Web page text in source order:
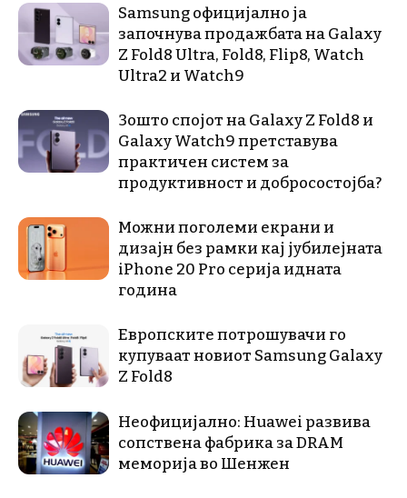
Samsung официјално ја
започнува продажбата на Galaxy
Z Fold8 Ultra, Fold8, Flip8, Watch
Ultra2 и Watch9
Зошто спојот на Galaxy Z Fold8 и
Galaxy Watch9 претставува
практичен систем за
продуктивност и добросостојба?
Можни поголеми екрани и
дизајн без рамки кај јубилејната
iPhone 20 Pro серија идната
година
Европските потрошувачи го
купуваат новиот Samsung Galaxy
Z Fold8
Неофицијално: Huawei развива
сопствена фабрика за DRAM
меморија во Шенжен